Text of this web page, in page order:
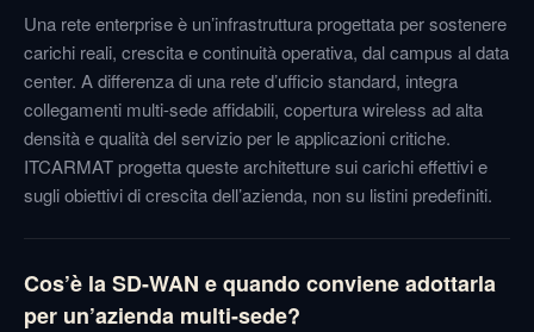
Una rete enterprise è un’infrastruttura progettata per sostenere
carichi reali, crescita e continuità operativa, dal campus al data
center. A differenza di una rete d’ufficio standard, integra
collegamenti multi-sede affidabili, copertura wireless ad alta
densità e qualità del servizio per le applicazioni critiche.
ITCARMAT progetta queste architetture sui carichi effettivi e
sugli obiettivi di crescita dell’azienda, non su listini predefiniti.
Cos’è la SD-WAN e quando conviene adottarla
per un’azienda multi-sede?